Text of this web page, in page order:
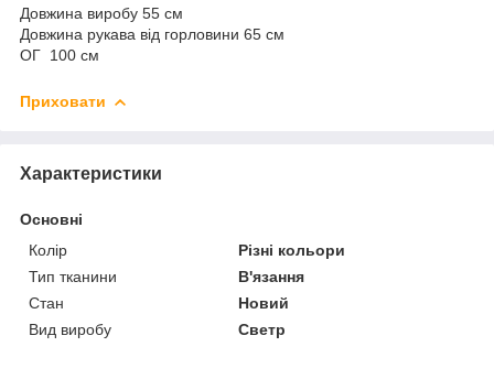
Довжина виробу 55 см
Довжина рукава від горловини 65 см
ОГ 100 см
Приховати
Характеристики
Основні
Колір
Різні кольори
Тип тканини
В'язання
Стан
Новий
Вид виробу
Светр